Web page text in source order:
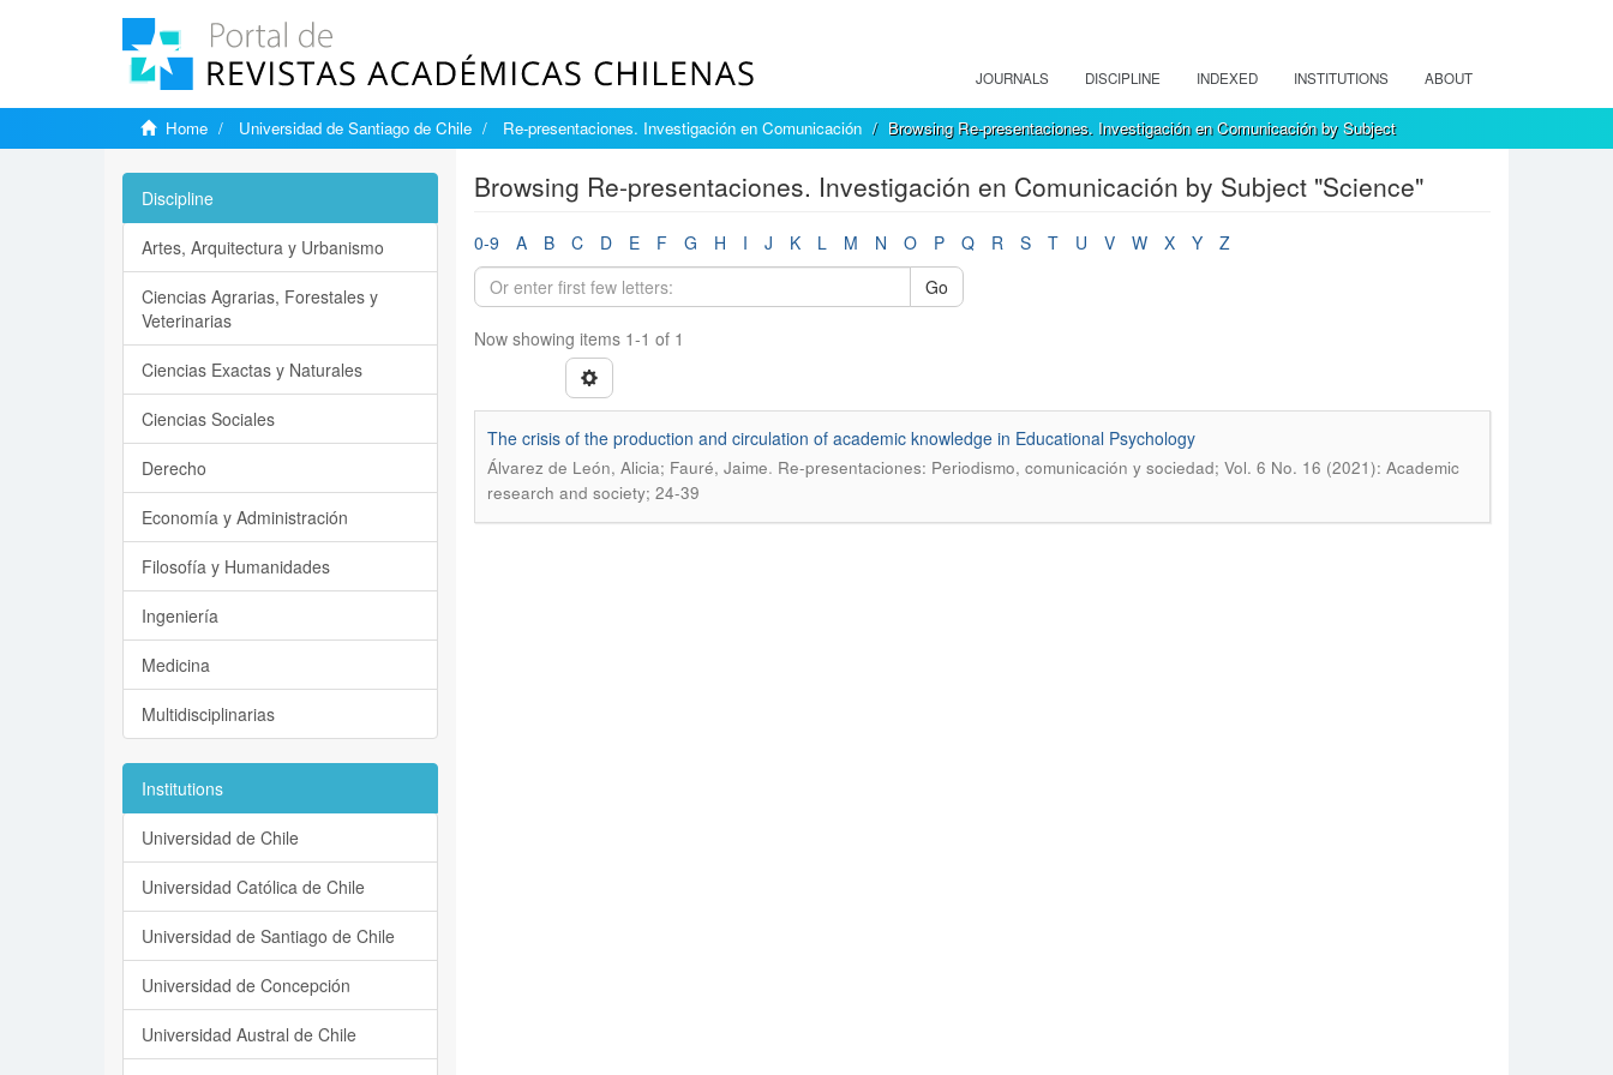
JOURNALS DISCIPLINE INDEXED INSTITUTIONS ABOUT
Home Universidad de Santiago de Chile Re-presentaciones. Investigación en Comunicación Browsing Re-presentaciones. Investigación en Comunicación by Subject
Browsing Re-presentaciones. Investigación en Comunicación by Subject "Science"
0-9 A B C D E F G H I J K L M N O P Q R S T U V W X Y
Z
Go
Now showing items 1-1 of 1
The crisis of the production and circulation of academic knowledge in Educational Psychology
Álvarez de León, Alicia; Fauré, Jaime. Re-presentaciones: Periodismo, comunicación y sociedad; Vol. 6 No. 16 (2021): Academic
research and society; 24-39
Discipline
Artes, Arquitectura y Urbanismo
Ciencias Agrarias, Forestales y
Veterinarias
Ciencias Exactas y Naturales
Ciencias Sociales
Derecho
Economía y Administración
Filosofía y Humanidades
Ingeniería
Medicina
Multidisciplinarias
Institutions
Universidad de Chile
Universidad Católica de Chile
Universidad de Santiago de Chile
Universidad de Concepción
Universidad Austral de Chile